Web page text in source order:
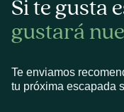
Si te gusta
gustará
Te enviamos
tu próxima escapada